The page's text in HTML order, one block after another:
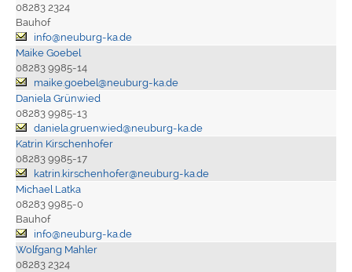
08283 2324
Bauhof
info@neuburg-ka.de
Maike Goebel
08283 9985-14
maike.goebel@neuburg-ka.de
Daniela Grünwied
08283 9985-13
daniela.gruenwied@neuburg-ka.de
Katrin Kirschenhofer
08283 9985-17
katrin.kirschenhofer@neuburg-ka.de
Michael Latka
08283 9985-0
Bauhof
info@neuburg-ka.de
Wolfgang Mahler
08283 2324